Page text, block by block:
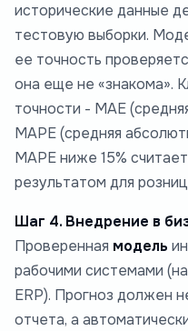
исторические данные
тестовую выборки.
ее точность
она еще не «знакома».
точности - MAE
MAPE (средняя
MAPE ниже 15%
результатом для
Шаг 4. Внедрение в
Проверенная модель
рабочими системами
ERP). Прогноз должен
отчета, а